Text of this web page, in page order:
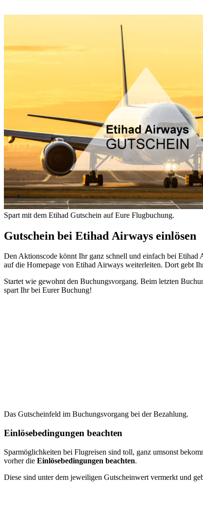
Spart mit dem Etihad Gutschein auf Eure Flugbuchung.
Gutschein bei Etihad Airways einlösen
Den Aktionscode könnt Ihr ganz schnell und einfach bei Etihad
auf die Homepage von Etihad Airways weiterleiten. Dort gebt
Startet wie gewohnt den Buchungsvorgang. Beim letzten
spart Ihr bei Eurer Buchung!
Das Gutscheinfeld im Buchungsvorgang bei der Bezahlung.
Einlösebedingungen beachten
Sparmöglichkeiten bei Flugreisen sind toll, ganz umsonst
vorher die Einlösebedingungen beachten.
Diese sind unter dem jeweiligen Gutscheinwert vermerkt und